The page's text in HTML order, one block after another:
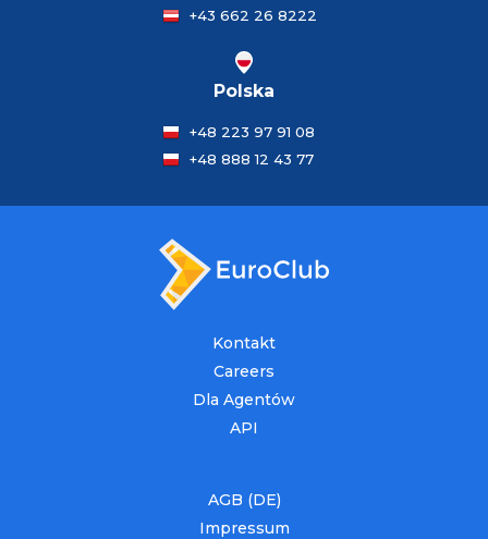
+43 662 26 8222
Polska
+48 223 97 91 08
+48 888 12 43 77
Kontakt
Careers
Dla Agentów
API
AGB (DE)
Impressum